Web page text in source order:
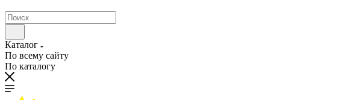
Каталог
По всему сайту
По каталогу